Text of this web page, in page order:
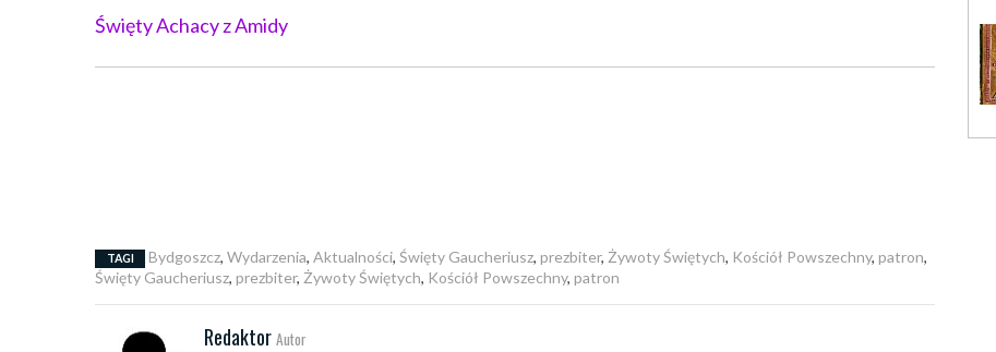
Święty Achacy z Amidy
TAGI Bydgoszcz, Wydarzenia, Aktualności, Święty Gaucheriusz, prezbiter, Żywoty Świętych, Kościół Powszechny, patron,
Święty Gaucheriusz, prezbiter, Żywoty Świętych, Kościół Powszechny, patron
Redaktor Autor